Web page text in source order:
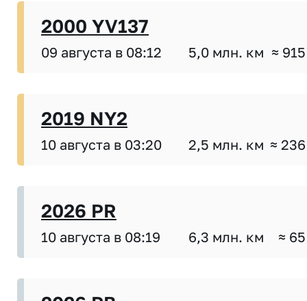
2000 YV137
09 августа в 08:12 5,0 млн. км ≈
2019 NY2
10 августа в 03:20 2,5 млн. км ≈
2026 PR
10 августа в 08:19 6,3 млн. км ≈